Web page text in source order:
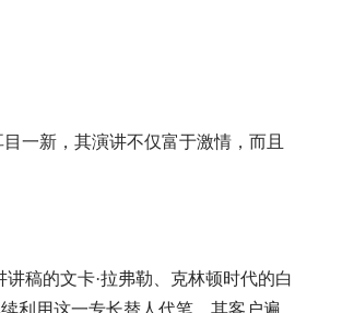
一新，其演讲不仅富于激情，而且
稿的文卡·拉弗勒、克林顿时代的白